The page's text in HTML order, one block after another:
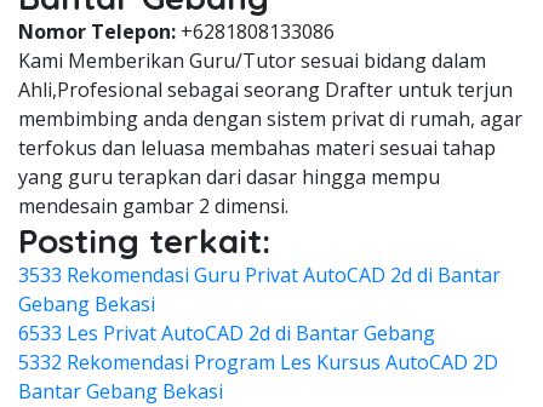
Nomor Telepon: +6281808133086
Kami Memberikan Guru/Tutor sesuai bidang dalam
Ahli,Profesional sebagai seorang Drafter untuk terjun
membimbing anda dengan sistem privat di rumah, agar
terfokus dan leluasa membahas materi sesuai tahap
yang guru terapkan dari dasar hingga mempu
mendesain gambar 2 dimensi.
Posting terkait:
3533 Rekomendasi Guru Privat AutoCAD 2d di Bantar
Gebang Bekasi
6533 Les Privat AutoCAD 2d di Bantar Gebang
5332 Rekomendasi Program Les Kursus AutoCAD 2D
Bantar Gebang Bekasi